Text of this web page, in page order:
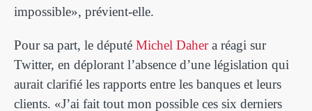
impossible», prévient-elle.
Pour sa part, le député Michel Dahera réagi sur
Twitter, en déplorant l’absence d’une législation qui
aurait clarifié les rapports entre les banques et leurs
clients. «J’ai fait tout mon possible ces six derniers